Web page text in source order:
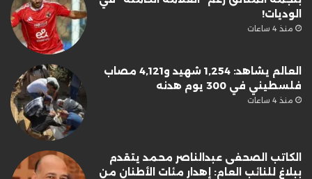
الوديات!
منذ 4 ساعات
العالم يشاهد: 1,254 شهيد و4,121 مصاب
فلسطيني في 300 يوم هدنه
منذ 4 ساعات
الكاتب الصحفى عبدالناصر محمد يتقدم
ببلاغ للنائب العام: إهدار مئات الأطنان من